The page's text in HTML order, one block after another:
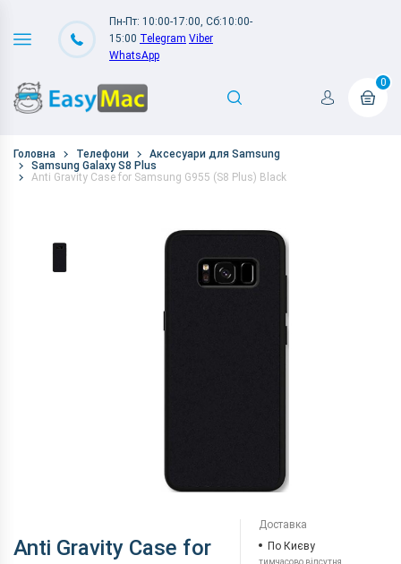
Пн-Пт: 10:00-17:00, Сб:10:00-
15:00 Telegram Viber
WhatsApp
0
Головна Телефони
Аксесуари для Samsung
Samsung Galaxy S8 Plus
Anti Gravity Case for Samsung G955 (S8 Plus) Black
Anti Gravity Case for
Доставка
По Києву
тимчасово відсутня